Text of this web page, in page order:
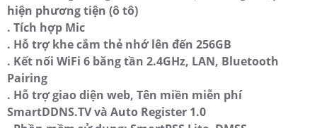
hiện phương tiện (ô tô)
. Tích hợp Mic
. Hỗ trợ khe cắm thẻ nhớ lên đến 256GB
. Kết nối WiFi 6 băng tần 2.4GHz, LAN, Bluetooth
Pairing
. Hỗ trợ giao diện web, Tên miền miễn phí
SmartDDNS.TV và Auto Register 1.0